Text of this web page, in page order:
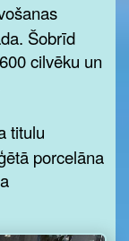
Šobrīd
cilvēku un
titulu
porcelāna